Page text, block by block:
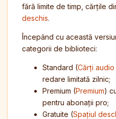
fără limite de timp, cărțile
deschis.
Începând cu această
categorii de biblioteci:
Standard (Cărți audio
redare limitată zilnic;
Premium (Premium)
pentru abonații pro;
Gratuite (Spațiul